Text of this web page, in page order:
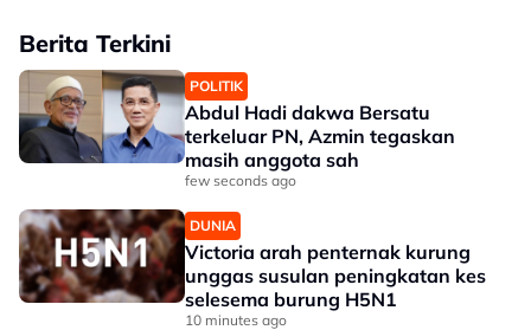
Berita Terkini
POLITIK
Abdul Hadi dakwa Bersatu
terkeluar PN, Azmin tegaskan
masih anggota sah
few seconds ago
DUNIA
Victoria arah penternak kurung
unggas susulan peningkatan kes
selesema burung H5N1
10 minutes ago